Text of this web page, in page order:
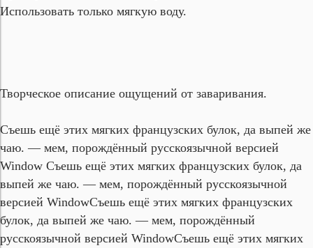
Использовать только мягкую воду.
Творческое описание ощущений от заваривания.
Съешь ещё этих мягких французских булок, да выпей же
чаю. — мем, порождённый русскоязычной версией
Window Съешь ещё этих мягких французских булок, да
выпей же чаю. — мем, порождённый русскоязычной
версией WindowСъешь ещё этих мягких французских
булок, да выпей же чаю. — мем, порождённый
русскоязычной версией WindowСъешь ещё этих мягких